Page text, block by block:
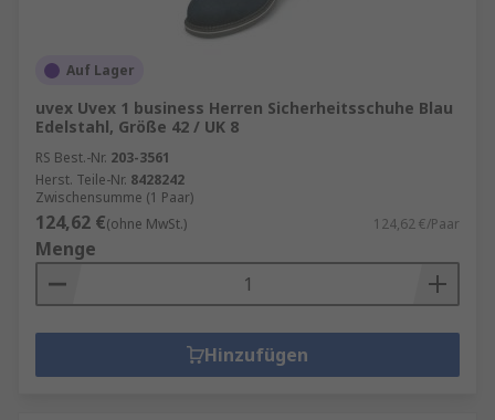
Auf Lager
uvex Uvex 1 business Herren Sicherheitsschuhe Blau
Edelstahl, Größe 42 / UK 8
RS Best.-Nr. 203-3561
Herst. Teile-Nr. 8428242
Zwischensumme (1 Paar)
124,62 €(ohne MwSt.) 124,62 €/Paar
Menge
Hinzufügen